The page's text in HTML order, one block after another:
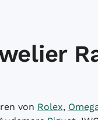
von Rolex,